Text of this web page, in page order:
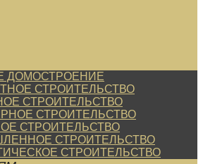
ДОМОСТРОЕНИЕ
СТРОИТЕЛЬСТВО
СТРОИТЕЛЬСТВО
СТРОИТЕЛЬСТВО
СТРОИТЕЛЬСТВО
СТРОИТЕЛЬСТВО
СТРОИТЕЛЬСТВО